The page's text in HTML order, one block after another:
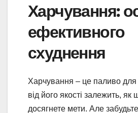
Харчування:
ефективного
схуднення
Харчування – це паливо для
від його якості залежить, як
досягнете мети. Але